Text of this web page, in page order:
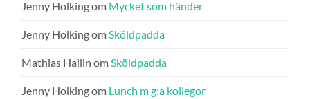
Jenny Holkingom Mycket som händer
Jenny HolkingomSköldpadda
Mathias Hallin omSköldpadda
Jenny Holkingom Lunch m g:a kollegor